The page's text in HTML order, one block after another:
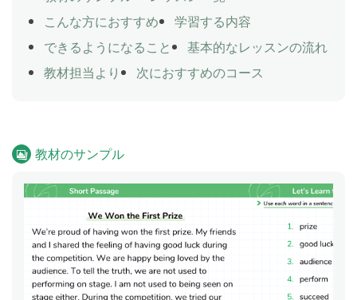
こんな方におすすめ
学習する内容
できるようになること
基本的なレッスンの流れ
教材担当より
次におすすめのコース
教材のサンプル